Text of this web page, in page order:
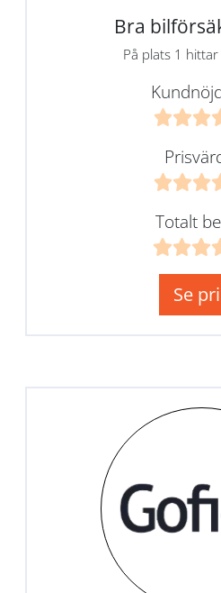
Bra
På plats 1 hittar
Totalt
Se